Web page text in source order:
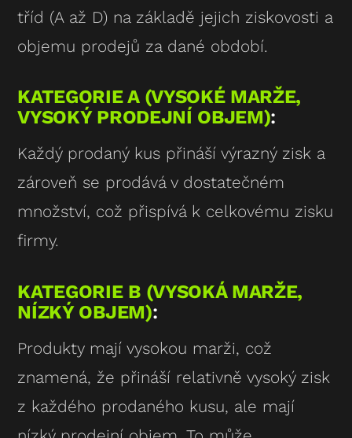
tříd (A až D) na základě jejich ziskovosti a
objemu prodejů za dané období.
KATEGORIE A (VYSOKÉ MARŽE,
VYSOKÝ PRODEJNÍ OBJEM):
Každý prodaný kus přináší výrazný zisk a
zároveň se prodává v dostatečném
množství, což přispívá k celkovému zisku
firmy.
KATEGORIE B (VYSOKÁ MARŽE,
NÍZKÝ OBJEM):
Produkty mají vysokou marži, což
znamená, že přináší relativně vysoký zisk
z každého prodaného kusu, ale mají